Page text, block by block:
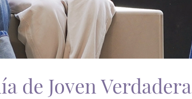
de Joven Verdadera